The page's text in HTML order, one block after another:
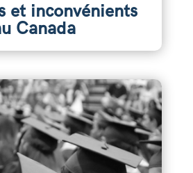
et inconvénients
Canada